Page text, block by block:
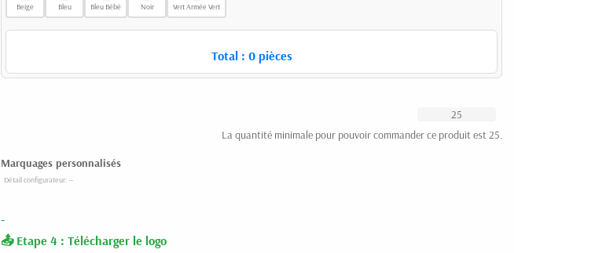
Beige Bleu Bleu Bébé Noir Vert Armée Vert
Total : 0pièces
La quantité minimale pour pouvoir commander ce produit est 25.
Marquages personnalisés
-
Etape 4 : Télécharger le logo